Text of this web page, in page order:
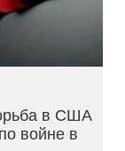
в США
войне в